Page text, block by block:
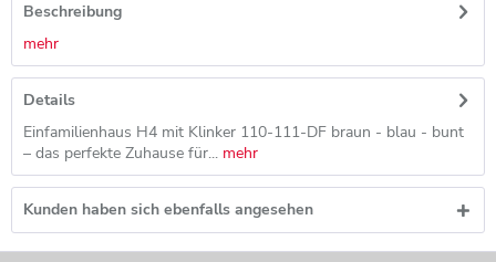
Beschreibung
mehr
Details
Einfamilienhaus H4 mit Klinker 110-111-DF braun - blau - bunt
– das perfekte Zuhause für... mehr
Kunden haben sich ebenfalls angesehen